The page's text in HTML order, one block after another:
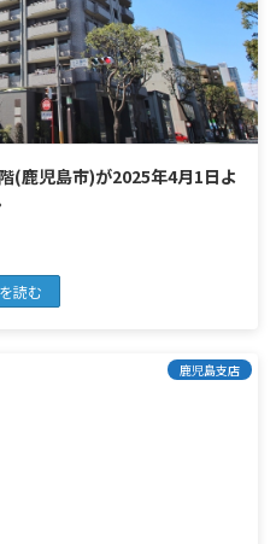
(鹿児島市)が2025年4月1日よ
読む
鹿児島支店